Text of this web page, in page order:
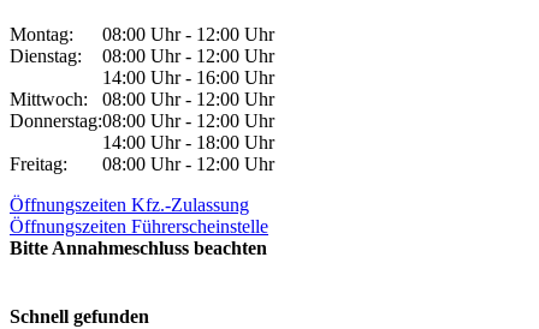
Montag:
08:00 Uhr - 12:00 Uhr
Dienstag:
08:00 Uhr - 12:00 Uhr
14:00 Uhr - 16:00 Uhr
Mittwoch:
08:00 Uhr - 12:00 Uhr
Donnerstag:08:00 Uhr - 12:00 Uhr
14:00 Uhr - 18:00 Uhr
Freitag:
08:00 Uhr - 12:00 Uhr
Öffnungszeiten Kfz.-Zulassung
Öffnungszeiten Führerscheinstelle
Bitte Annahmeschluss beachten
Schnell gefunden